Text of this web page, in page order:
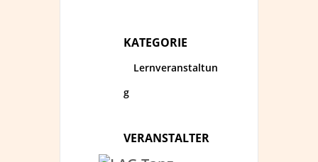
KATEGORIE
Lernveranstaltun
g
VERANSTALTER